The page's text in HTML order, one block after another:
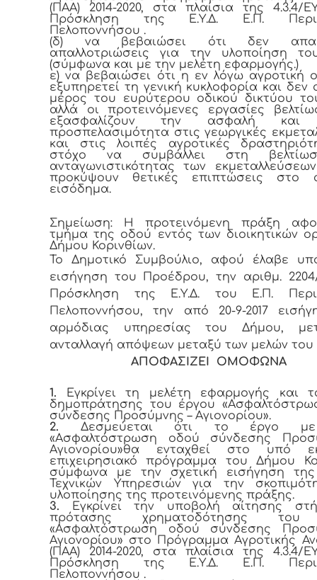
(ΠΑΑ) 2014-2020, στα πλαίσια της 4.3.4/
Πρόσκληση της Ε.Υ.Δ. Ε.Π.
Πελοποννήσου .
(δ) να βεβαιώσει ότι δεν
απαλλοτριώσεις για την υλοποίηση
(σύμφωνα και με την μελέτη εφαρμογής.)
ε) να βεβαιώσει ότι η εν λόγω αγροτική
εξυπηρετεί τη γενική κυκλοφορία και δεν
μέρος του ευρύτερου οδικού δικτύου
αλλά οι προτεινόμενες εργασίες
εξασφαλίζουν την ασφαλή και
προσπελασιμότητα στις γεωργικές
και στις λοιπές αγροτικές
στόχο να συμβάλλει στη
ανταγωνιστικότητας των
προκύψουν θετικές επιπτώσεις στο
εισόδημα.
Σημείωση: Η προτεινόμενη πράξη
τμήμα της οδού εντός των διοικητικών
Δήμου Κορινθίων.
Το Δημοτικό Συμβούλιο, αφού έλαβε
εισήγηση του Προέδρου, την αριθμ. 2204/
Πρόσκληση της Ε.Υ.Δ. του Ε.Π.
Πελοποννήσου, την από 20-9-2017
αρμόδιας υπηρεσίας του Δήμου,
ανταλλαγή απόψεων μεταξύ των μελών του
ΑΠΟΦΑΣΙΖΕΙ ΟΜΟΦΩΝΑ
1. Εγκρίνει τη μελέτη εφαρμογής και
δημοπράτησης του έργου
σύνδεσης Προσύμνης – Αγιονορίου».
2. Δεσμεύεται ότι το έργο με
«Ασφαλτόστρωση οδού σύνδεσης
Αγιονορίου»θα ενταχθεί στο υπό
επιχειρησιακό πρόγραμμα του Δήμου
σύμφωνα με την σχετική εισήγηση
Τεχνικών Υπηρεσιών για την
υλοποίησης της προτεινόμενης πράξης.
3. Εγκρίνει την υποβολή αίτησης
πρότασης χρηματοδότησης του
«Ασφαλτόστρωση οδού σύνδεσης
Αγιονορίου» στο Πρόγραμμα Αγροτικής
(ΠΑΑ) 2014-2020, στα πλαίσια της 4.3.4/
Πρόσκληση της Ε.Υ.Δ. Ε.Π.
Πελοποννήσου .